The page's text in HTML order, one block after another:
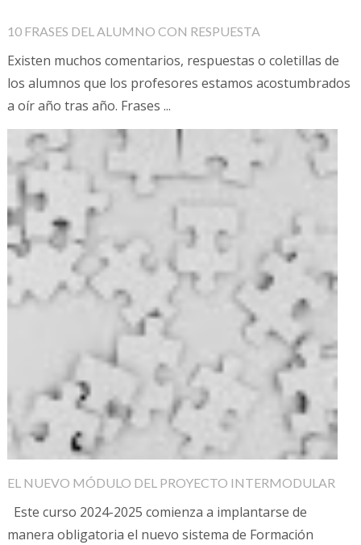
10 FRASES DEL ALUMNO CON RESPUESTA
Existen muchos comentarios, respuestas o coletillas de
los alumnos que los profesores estamos acostumbrados
a oír año tras año. Frases ...
EL NUEVO MÓDULO DEL PROYECTO INTERMODULAR
Este curso 2024-2025 comienza a implantarse de
manera obligatoria el nuevo sistema de Formación